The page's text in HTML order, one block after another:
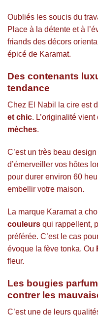
Oubliés les soucis du
Place à la détente et à
friands des décors
épicé de Karamat.
Des contenants
tendance
Chez El Nabil la cire est
et chic. L’originalité
mèches.
C’est un très beau
d’émerveiller vos hôtes
pour durer environ 60
embellir votre maison.
La marque Karamat a
couleurs qui rappellent,
préférée. C’est le cas
évoque la fève tonka. Ou
fleur.
Les bougies
contrer les
C’est une de leurs